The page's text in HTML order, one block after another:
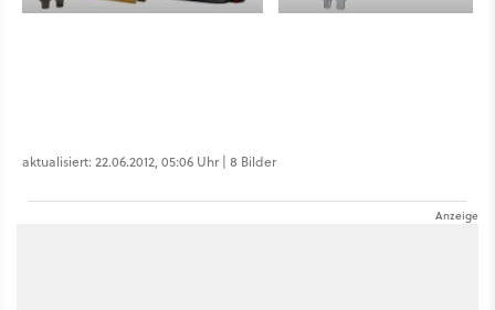
aktualisiert: 22.06.2012, 05:06 Uhr | 8 Bilder